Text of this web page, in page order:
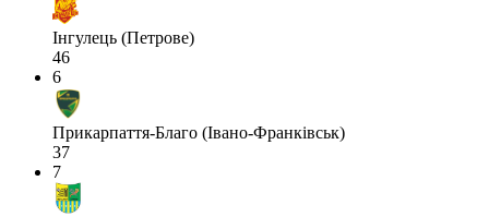
Інгулець (Петрове)
46
6
Прикарпаття-Благо (Івано-Франківськ)
37
7